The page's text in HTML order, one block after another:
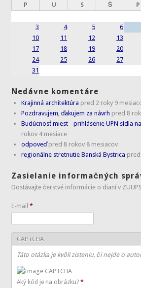
P U S Š P
3
4 5 6
10
11 12 13
17
18 19 20
24
25 26 27
31
Nedávne komentáre
Krajinná architektúra pred 2 roky 9
Pozdravujem, ďakujem za návrh pred 8
Budúcnosť miest - prihlásenie UPN sídla
rokov 4 mesiace
odpoveď pred 8 rokov 8 mesiacov
regionálne stretnutie Banská Bystrica
Zasielanie informačných
Dostávajte čerstvé informácie o dianí v ZUUPS
E-mail*
CAPTCHA
Táto otázka je kvôli zisteniu, či nejde o
Aký kód je na obrázku?*